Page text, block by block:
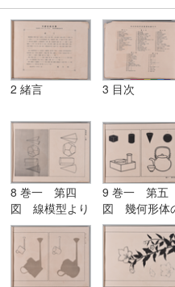
2 緒言 3 目次
8 巻一 第四
図 線模型より
描きたる形体
9 巻一 第五
図 幾何形体
応用